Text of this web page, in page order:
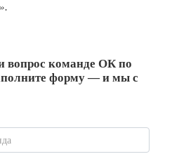
вопрос команде ОК по
форму — и мы с